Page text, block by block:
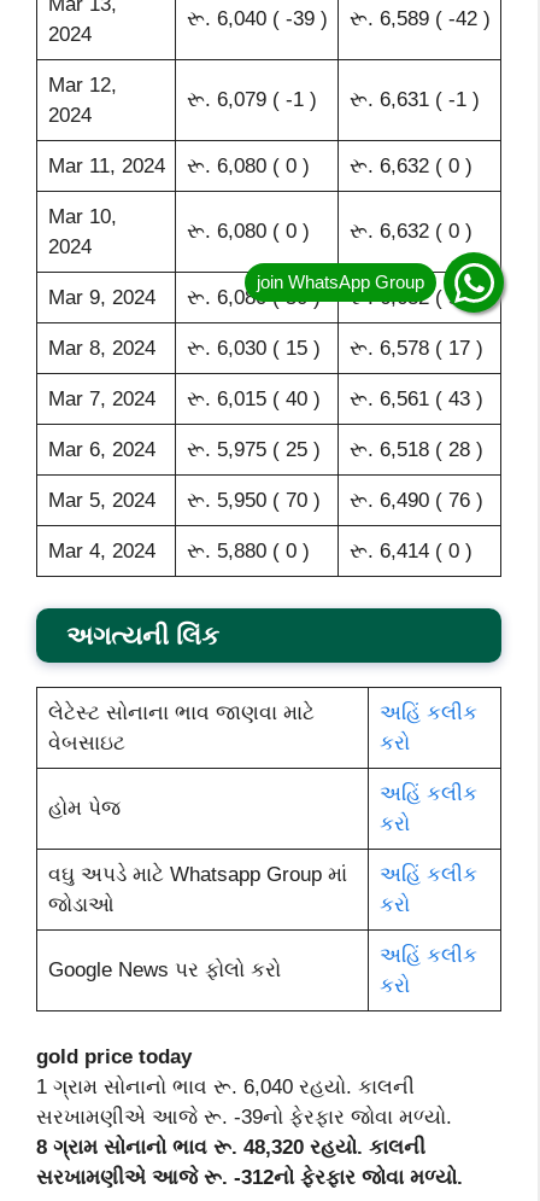
2024
રૂ. 6,040 ( -39 ) રૂ. 6,589 ( -42 )
Mar 12,
2024
રૂ. 6,079 ( -1 ) રૂ. 6,631 ( -1 )
Mar 11, 2024 રૂ. 6,080 ( 0 ) રૂ. 6,632 ( 0 )
Mar 10,
2024
રૂ. 6,080 ( 0 ) રૂ. 6,632 ( 0 )
Mar 9, 2024 રૂ. 6,080 ( 50 ) રૂ. 6,632 ( 54 )
Mar 8, 2024 રૂ. 6,030 ( 15 ) રૂ. 6,578 ( 17 )
Mar 7, 2024 રૂ. 6,015 ( 40 ) રૂ. 6,561 ( 43 )
Mar 6, 2024 રૂ. 5,975 ( 25 ) રૂ. 6,518 ( 28 )
Mar 5, 2024 રૂ. 5,950 ( 70 ) રૂ. 6,490 ( 76 )
Mar 4, 2024 રૂ. 5,880 ( 0 ) રૂ. 6,414 ( 0 )
અગત્યની લિંક
લેટેસ્ટ સોનાના ભાવ જાણવા માટે
વેબસાઇટ
અહિં કલીક
કરો
હોમ પેજ
અહિં કલીક
કરો
વઘુ અપડે માટે Whatsapp Group માં
જોડાઓ
અહિં કલીક
કરો
Google News પર ફોલો કરો
અહિં કલીક
કરો
gold price today
1 ગ્રામ સોનાનો ભાવ રૂ. 6,040 રહયો. કાલની
સરખામણીએ આજે રૂ. -39નો ફેરફાર જોવા મળ્યો.
8 ગ્રામ સોનાનો ભાવ રૂ. 48,320 રહયો. કાલની
સરખામણીએ આજે રૂ. -312નો ફેરફાર જોવા મળ્યો.